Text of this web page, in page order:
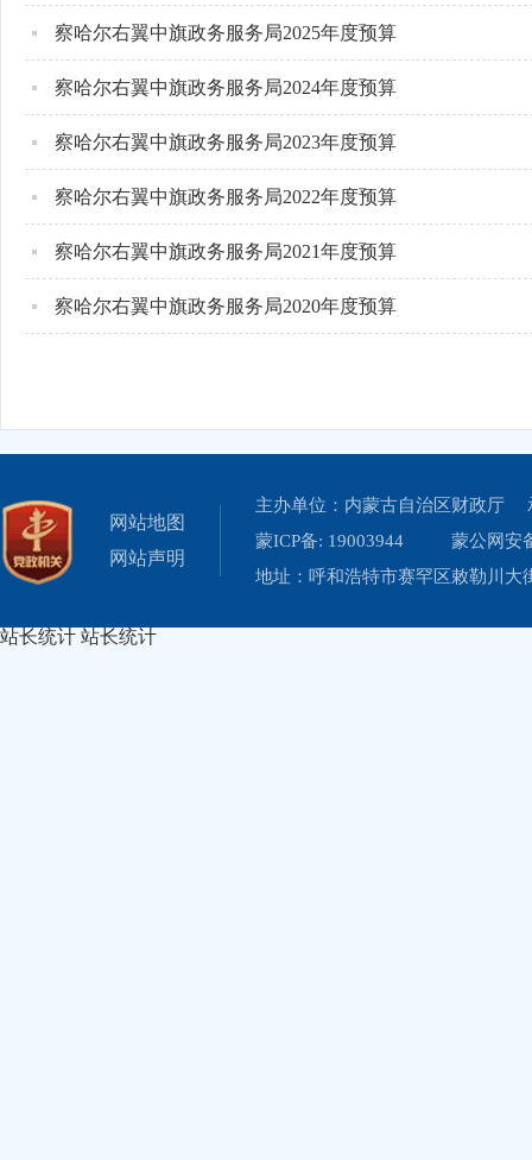
察哈尔右翼中旗政务服务局2025年度预算
察哈尔右翼中旗政务服务局2024年度预算
察哈尔右翼中旗政务服务局2023年度预算
察哈尔右翼中旗政务服务局2022年度预算
察哈尔右翼中旗政务服务局2021年度预算
察哈尔右翼中旗政务服务局2020年度预算
网站地图
网站声明
主办单位：内蒙古自治区财政厅
蒙ICP备: 19003944
蒙公网安
地址：呼和浩特市赛罕区敕勒川
站长统计 站长统计